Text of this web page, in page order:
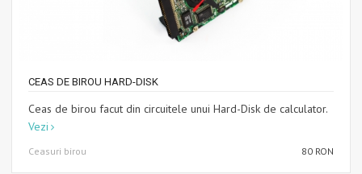
CEAS DE BIROU HARD-DISK
Ceas de birou facut din circuitele unui Hard-Disk de calculator.
Vezi
Ceasuri birou 80 RON